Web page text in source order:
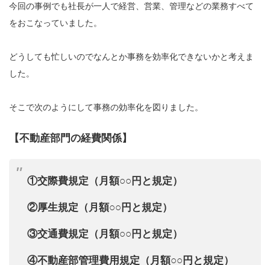
今回の事例でも社長が一人で経営、営業、管理などの業務すべて
をおこなっていました。
どうしても忙しいのでなんとか事務を効率化できないかと考えま
した。
そこで次のようにして事務の効率化を図りました。
【不動産部門の経費関係】
①交際費規定（月額○○円と規定）
②厚生規定（月額○○円と規定）
③交通費規定（月額○○円と規定）
④不動産部管理費用規定（月額○○円と規定）